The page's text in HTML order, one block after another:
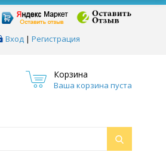
Вход | Регистрация
Корзина
Ваша корзина пуста